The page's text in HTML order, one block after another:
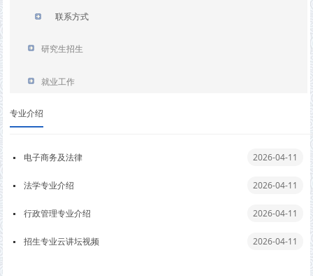
联系方式
研究生招生
就业工作
专业介绍
电子商务及法律 2026-04-11
法学专业介绍 2026-04-11
行政管理专业介绍 2026-04-11
招生专业云讲坛视频 2026-04-11